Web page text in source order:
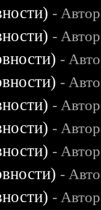
-
-
-
-
-
-
-
-
-